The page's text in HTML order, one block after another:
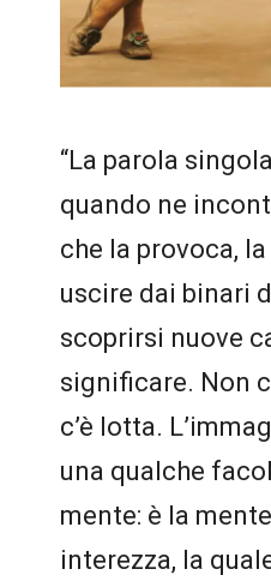
“La parola
quando ne
che la provoca,
uscire dai binari
scoprirsi nuove
significare. Non
c’è lotta.
una qualche
mente: è la
interezza, la